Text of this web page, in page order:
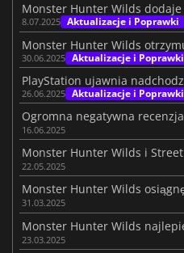
8.07.2025 Aktualizacje i Poprawki
30.06.2025 Aktualizacje i Poprawki
26.06.2025 Aktualizacje i Poprawki
16.06.2025
22.05.2025
31.03.2025
23.03.2025